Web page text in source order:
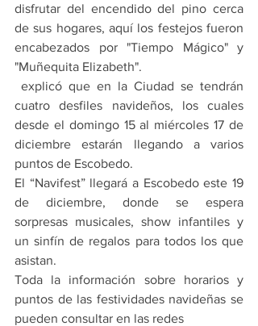
disfrutar del encendido del pino cerca
de sus hogares, aquí los festejos fueron
encabezados por "Tiempo Mágico" y
"Muñequita Elizabeth".
cuatro desfiles navideños, los cuales
desde el domingo 15 al miércoles 17 de
diciembre estarán llegando a varios
puntos de Escobedo.
El “Navifest” llegará a Escobedo este 19
de diciembre, donde se espera
sorpresas musicales, show infantiles y
un sinfín de regalos para todos los que
asistan.
Toda la información sobre horarios y
puntos de las festividades navideñas se
pueden consultar en las redes